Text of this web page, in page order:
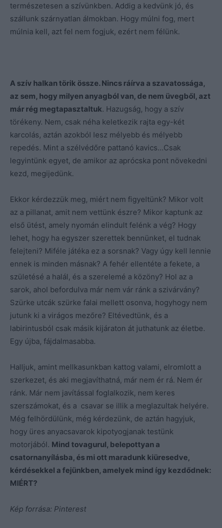
természetesen a szívünkben. Addig a kedvünk jó, és
szállunk szárnyatlan álmokban. Hogy múlni fog, mert
múlnia kell, azt fel nem fogjuk, ezért nem félünk.
A szív halkan törik össze. Nincs ráírva a szavatossága,
az sem, hogy milyen anyagból van, de nem üvegből, azt
már rég megtapasztaltuk. Hazugság, hogy a szív
törékeny. Nem, csak néha keletkezik rajta egy-két
karcolás, aztán azokból lesz mélyebb és mélyebb
repedés. Mint a szélvédőre pattanó kavics…Csak
legyintünk egyet, de amikor az aprócska pont növekedni
kezd, megijedünk.
Ekkor kérdezzük meg, miért nem figyeltünk? Mikor volt
az a pillanat, amit nem vettünk észre? Mikor kaptunk az
első ütést, amely nyomán elindult felénk a vég? Hogy
lehet, hogy ha egyszer szerettek bennünket, el tudnak
felejteni? Miféle játéka ez a sorsnak? Vagy úgy kell lennie
ennek is minden másnak? A fehér ellentéte a fekete, a
születésé a halál, és a szerelemé a közöny? Hol az a
sarok, ahol befordulva már nem vár ránk a szivárvány?
Szürke utcák szürke falai mellett osonva, hogyhogy nem
jutunk ki a virágos mezőre? Eltévedtünk, és a
labirintusból csak másik kijáraton át juthatunk az életbe.
Egy újba, fájdalmasabba.
Halljuk, amint mellkasunkban kattog valami, elromlott a
szerkezet, és aki megjavíthatná, már nem ér rá. Nem ér
ránk. Már nem javítással foglalkozik, nem keres
szerszámokat, és a csavar se illik a meglazultak helyére.
Még felhördülünk, még kérdezünk, de aztán hagyjuk,
hogy üres anyacsavarok kipotyogjanak testünk
motorjából. Mind tovagurul, belepottyan a
csatornanyílásba, és mi ott maradunk kiüresedve,
kérdésekkel a fejünkben, amelyek mind így kezdődnek:
MIÉRT?
Kép forrása: Pinterest